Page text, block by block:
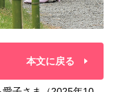
本文に戻る